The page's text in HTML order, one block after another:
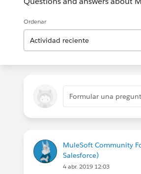
Ordenar
Actividad reciente
Formular una
MuleSoft Community
Salesforce)
4 abr. 2019 12:03